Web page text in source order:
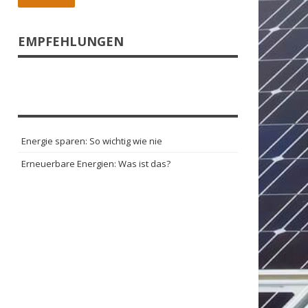
EMPFEHLUNGEN
Energie sparen: So wichtig wie nie
Erneuerbare Energien: Was ist das?